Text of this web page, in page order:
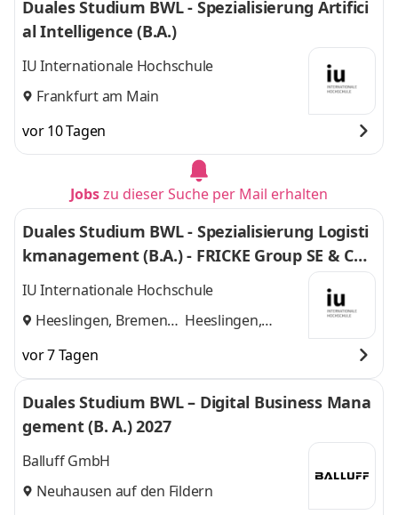
Duales Studium BWL - Spezialisierung Artifici
al Intelligence (B.A.)
IU Internationale Hochschule
Frankfurt am Main
vor 10 Tagen
Jobszu dieser Suche per Mail erhalten
Duales Studium BWL - Spezialisierung Logisti
kmanagement (B.A.) - FRICKE Group SE & Co.
KG
IU Internationale Hochschule
Heeslingen, Bremen
Heeslingen,
vor 7 Tagen
Duales Studium BWL – Digital Business Mana
gement (B. A.) 2027
Balluff GmbH
Neuhausen auf den Fildern